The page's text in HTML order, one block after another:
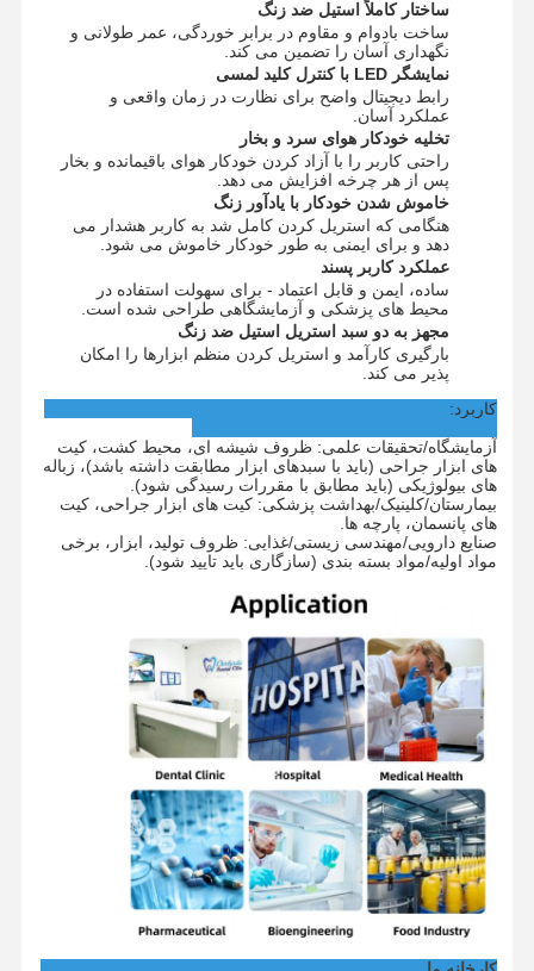
استریلیزر اتیلن اکسید
استریلیزه کننده دارویی
ضدعفونی‌کننده خودکار شستشو
تجهیزات CSSD
تجهیزات تصفیه آب
کابینت خشک کن
تجهیزات آزمایشگاهی
ساختار کاملاً استیل ضد زنگ
ساخت بادوام و مقاوم در برابر خوردگی، عمر طولانی و
نگهداری آسان را تضمین می کند.
نمایشگر LED با کنترل کلید لمسی
رابط دیجیتال واضح برای نظارت در زمان واقعی و
عملکرد آسان.
تخلیه خودکار هوای سرد و بخار
راحتی کاربر را با آزاد کردن خودکار هوای باقیمانده و بخار
پس از هر چرخه افزایش می دهد.
خاموش شدن خودکار با یادآور زنگ
هنگامی که استریل کردن کامل شد به کاربر هشدار می
دهد و برای ایمنی به طور خودکار خاموش می شود.
عملکرد کاربر پسند
ساده، ایمن و قابل اعتماد - برای سهولت استفاده در
محیط های پزشکی و آزمایشگاهی طراحی شده است.
مجهز به دو سبد استریل استیل ضد زنگ
بارگیری کارآمد و استریل کردن منظم ابزارها را امکان
پذیر می کند.
کاربرد:
آزمایشگاه/تحقیقات علمی: ظروف شیشه ای، محیط کشت، کیت
های ابزار جراحی (باید با سبدهای ابزار مطابقت داشته باشد)، زباله
های بیولوژیکی (باید مطابق با مقررات رسیدگی شود).
بیمارستان/کلینیک/بهداشت پزشکی: کیت های ابزار جراحی، کیت
های پانسمان، پارچه ها.
صنایع دارویی/مهندسی زیستی/غذایی: ظروف تولید، ابزار، برخی
مواد اولیه/مواد بسته بندی (سازگاری باید تایید شود).